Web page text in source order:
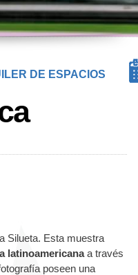
DE ESPACIOS
Silueta. Esta muestra
latinoamericanaa través
poseen una